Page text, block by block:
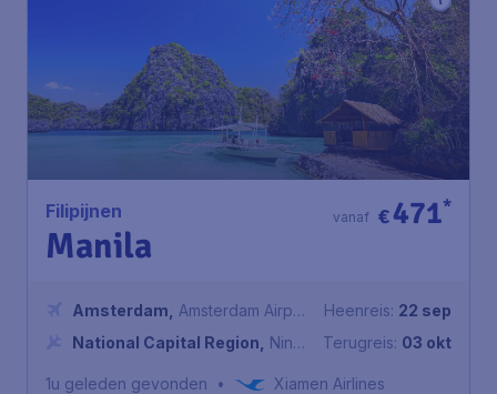
Filipijnen
Manila
€471*
vanaf
Amsterdam
Amsterdam Airport
Schiphol
National Capital Region
Ninoy
Heenreis: 22 sep
Terugreis: 03 okt
1u geleden gevonden • Xiamen Airlines